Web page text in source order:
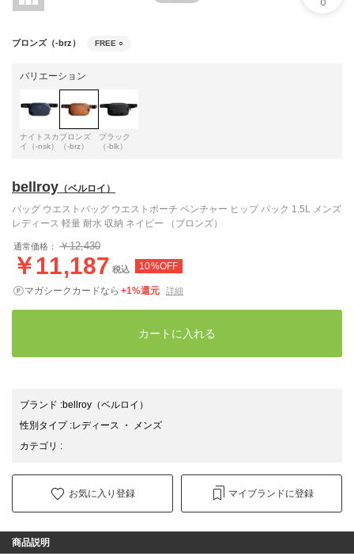
ブロンズ（-brz） FREE ○
バリエーション
ナイトスカ
イ（-nsk）
ブロンズ
（-brz）
ブラック
（-blk）
bellroy （ベルロイ）
バッグ ウエストバッグ ウエストポーチ ベンチャー ヒップ パック 1.5L メンズ
レディース 軽量 耐水 収納 ネイビー （ブロンズ）
通常価格： ￥12,430
￥11,187 税込 10%OFF
マガシークカードなら +1%還元 詳細
カートに入れる
ブランド :bellroy （ベルロイ）
性別タイプ:レディース ・
メンズ
カテゴリ :
お気に入り登録 マイブランドに登録
商品説明